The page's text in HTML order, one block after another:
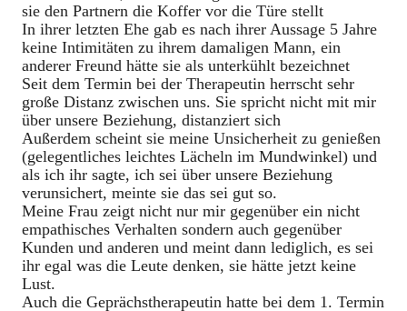
sie den Partnern die Koffer vor die Türe stellt
In ihrer letzten Ehe gab es nach ihrer Aussage 5 Jahre
keine Intimitäten zu ihrem damaligen Mann, ein
anderer Freund hätte sie als unterkühlt bezeichnet
Seit dem Termin bei der Therapeutin herrscht sehr
große Distanz zwischen uns. Sie spricht nicht mit mir
über unsere Beziehung, distanziert sich
Außerdem scheint sie meine Unsicherheit zu genießen
(gelegentliches leichtes Lächeln im Mundwinkel) und
als ich ihr sagte, ich sei über unsere Beziehung
verunsichert, meinte sie das sei gut so.
Meine Frau zeigt nicht nur mir gegenüber ein nicht
empathisches Verhalten sondern auch gegenüber
Kunden und anderen und meint dann lediglich, es sei
ihr egal was die Leute denken, sie hätte jetzt keine
Lust.
Auch die Geprächstherapeutin hatte bei dem 1. Termin